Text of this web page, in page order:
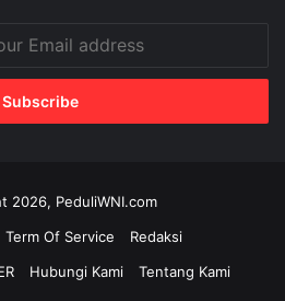
2026, PeduliWNI.com
Term Of Service
Redaksi
Hubungi Kami Tentang Kami